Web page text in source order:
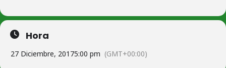
Hora
27 Diciembre, 20175:00 pm (GMT+00:00)